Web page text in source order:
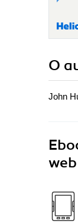
O
John